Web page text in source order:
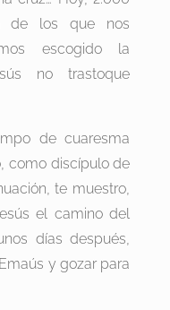
de los que nos
escogido la
no trastoque
de cuaresma
como discípulo de
te muestro,
el camino del
días después,
y gozar para